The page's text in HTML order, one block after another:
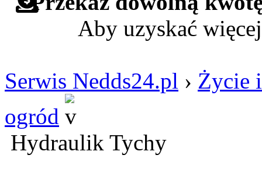
Aby uzyskać
Serwis Nedds24.pl › Życie
ogród
Hydraulik Tychy